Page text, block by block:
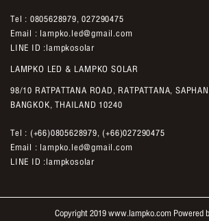
Tel : 0805628979,027290475
Email : lampko.led@gmail.com
LINE ID :lampkosolar
LAMPKO LED & LAMPKO SOLAR
98/10 RATPATTANA ROAD, RATPATTANA,
BANGKOK, THAILAND 10240
Tel : (+66)0805628979, (+66)027290475
Email : lampko.led@gmail.com
LINE ID :lampkosolar
Copyright 2019 www.lampko.com Powered